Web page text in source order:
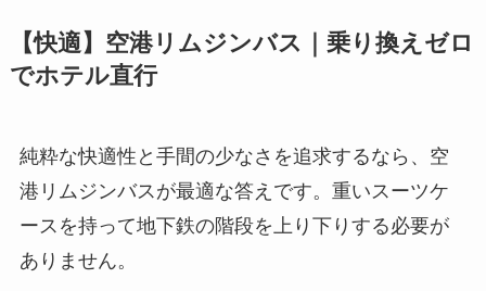
【快適】空港リムジンバス｜乗り換えゼロ
でホテル直行
純粋な快適性と手間の少なさを追求するなら、空
港リムジンバスが最適な答えです。重いスーツケ
ースを持って地下鉄の階段を上り下りする必要が
ありません。